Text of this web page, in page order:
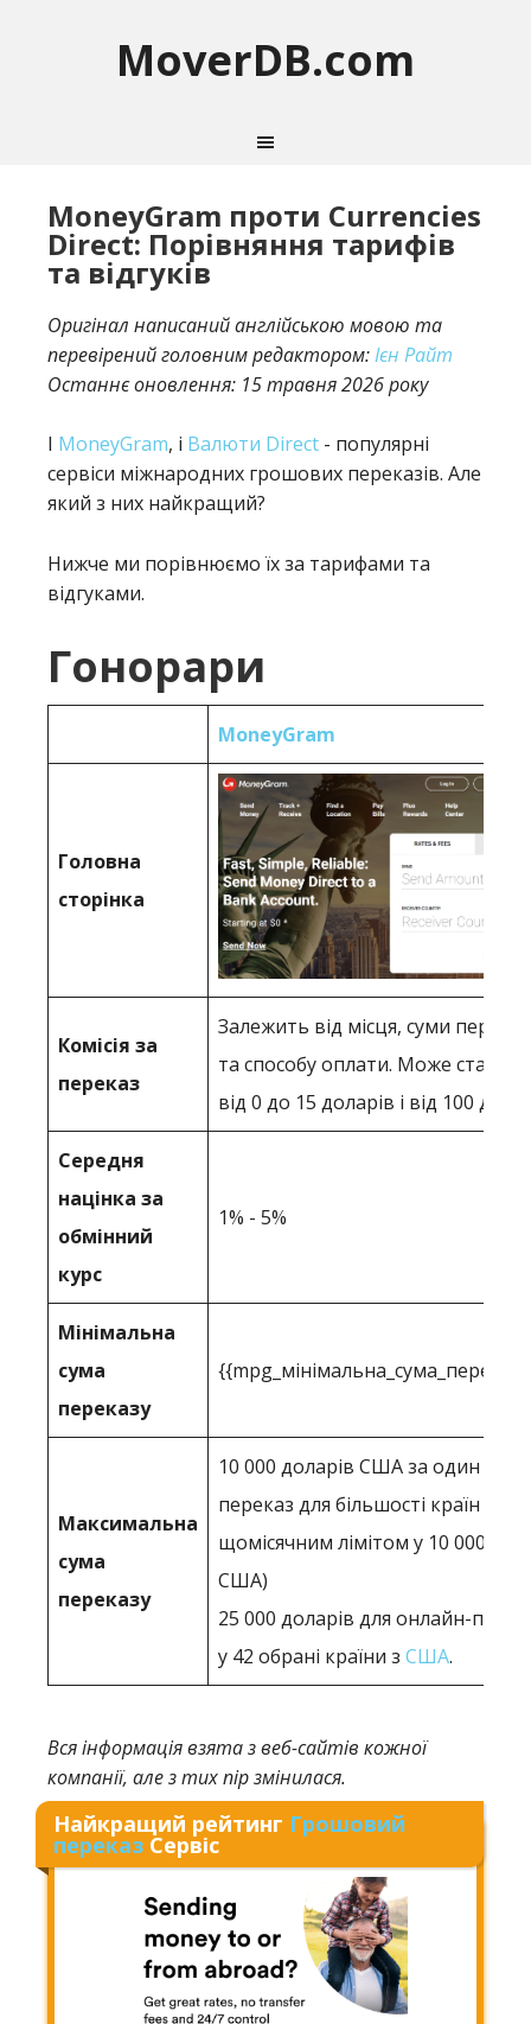
MoverDB.com
MoneyGram проти Currencies
Direct: Порівняння тарифів
та відгуків
Оригінал написаний англійською мовою та
перевірений головним редактором:Ієн Райт
Останнє оновлення: 15 травня 2026 року
І MoneyGram, і Валюти Direct - популярні
сервіси міжнародних грошових переказів. Але
який з них найкращий?
Нижче ми порівнюємо їх за тарифами та
відгуками.
Гонорари
MoneyGram
Головна
сторінка
Комісія за
переказ
Залежить від місця, суми
та способу оплати. Може
від 0 до 15 доларів і від 100
Середня
націнка за
обмінний
курс
1% - 5%
Мінімальна
сума
переказу
Максимальна
сума
переказу
10 000 доларів США за один
переказ для більшості країн (з
щомісячним лімітом у 10 000
США)
25 000 доларів для онлайн-
у 42 обрані країни з США.
Вся інформація взята з веб-сайтів кожної
компанії, але з тих пір змінилася.
Найкращий рейтинг Грошовий
переказ Сервіс